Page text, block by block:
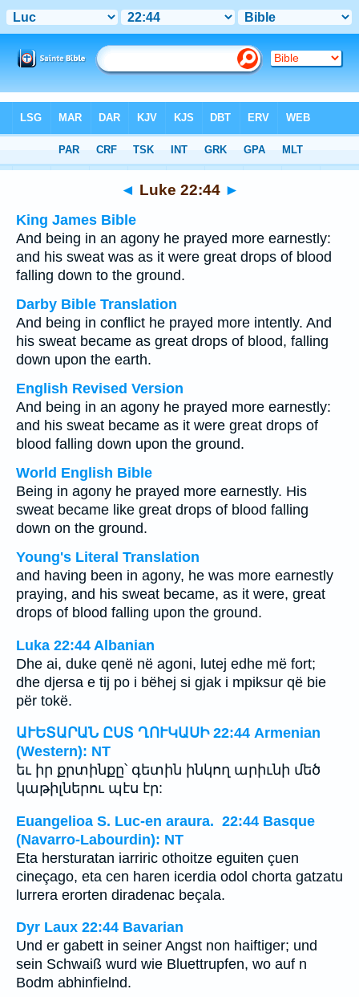
> Luke 22:44
◄ Luke 22:44 ►
King James Bible
And being in an agony he prayed more earnestly:
and his sweat was as it were great drops of blood
falling down to the ground.
Darby Bible Translation
And being in conflict he prayed more intently. And
his sweat became as great drops of blood, falling
down upon the earth.
English Revised Version
And being in an agony he prayed more earnestly:
and his sweat became as it were great drops of
blood falling down upon the ground.
World English Bible
Being in agony he prayed more earnestly. His
sweat became like great drops of blood falling
down on the ground.
Young's Literal Translation
and having been in agony, he was more earnestly
praying, and his sweat became, as it were, great
drops of blood falling upon the ground.
Luka 22:44 Albanian
Dhe ai, duke qenë në agoni, lutej edhe më fort;
dhe djersa e tij po i bëhej si gjak i mpiksur që bie
për tokë.
ԱՒԵՏԱՐԱՆ ԸՍՏ ՂՈՒԿԱՍԻ 22:44 Armenian
(Western): NT
եւ իր քրտինքը՝ գետին ինկող արիւնի մեծ
կաթիլներու պէս էր:
Euangelioa S. Luc-en araura. 22:44 Basque
(Navarro-Labourdin): NT
Eta hersturatan iarriric othoitze eguiten çuen
cineçago, eta cen haren icerdia odol chorta gatzatu
lurrera erorten diradenac beçala.
Dyr Laux 22:44 Bavarian
Und er gabett in seiner Angst non haiftiger; und
sein Schwaiß wurd wie Bluettrupfen, wo auf n
Bodm abhinfielnd.